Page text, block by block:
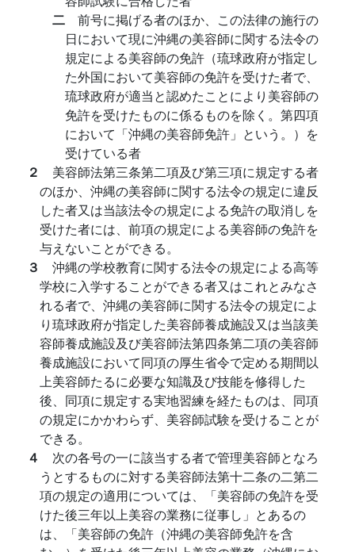
二 前号に掲げる者のほか、この法律の施行の
日において現に沖縄の美容師に関する法令の
規定による美容師の免許（琉球政府が指定し
た外国において美容師の免許を受けた者で、
琉球政府が適当と認めたことにより美容師の
免許を受けたものに係るものを除く。第四項
において「沖縄の美容師免許」という。）を
受けている者
２ 美容師法第三条第二項及び第三項に規定する者
のほか、沖縄の美容師に関する法令の規定に違反
した者又は当該法令の規定による免許の取消しを
受けた者には、前項の規定による美容師の免許を
与えないことができる。
３ 沖縄の学校教育に関する法令の規定による高等
学校に入学することができる者又はこれとみなさ
れる者で、沖縄の美容師に関する法令の規定によ
り琉球政府が指定した美容師養成施設又は当該美
容師養成施設及び美容師法第四条第二項の美容師
養成施設において同項の厚生省令で定める期間以
上美容師たるに必要な知識及び技能を修得した
後、同項に規定する実地習練を経たものは、同項
の規定にかかわらず、美容師試験を受けることが
できる。
４ 次の各号の一に該当する者で管理美容師となろ
うとするものに対する美容師法第十二条の二第二
項の規定の適用については、「美容師の免許を受
けた後三年以上美容の業務に従事し」とあるの
は、「美容師の免許（沖縄の美容師免許を含